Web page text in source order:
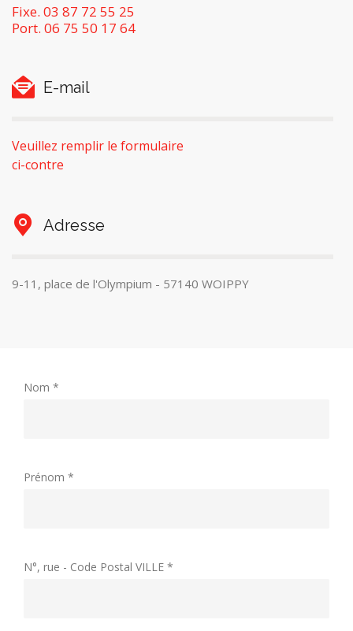
Fixe. 03 87 72 55 25
Port. 06 75 50 17 64
E-mail
Veuillez remplir le formulaire
ci-contre
Adresse
9-11, place de l'Olympium - 57140 WOIPPY
Nom *
Prénom *
N°, rue - Code Postal VILLE *